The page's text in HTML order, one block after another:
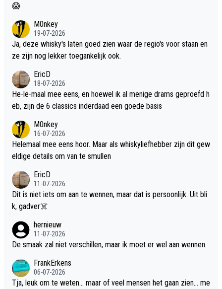
😱
M0nkey
19-07-2026
Ja, deze whisky's laten goed zien waar de regio's voor staan en
ze zijn nog lekker toegankelijk ook.
EricD
18-07-2026
He-le-maal mee eens, en hoewel ik al menige drams geproefd h
eb, zijn de 6 classics inderdaad een goede basis
M0nkey
16-07-2026
Helemaal mee eens hoor. Maar als whiskyliefhebber zijn dit gew
eldige details om van te smullen
EricD
11-07-2026
Dit is niet iets om aan te wennen, maar dat is persoonlijk. Uit bli
k, gadver☠️
hernieuw
11-07-2026
De smaak zal niet verschillen, maar ik moet er wel aan wennen.
FrankErkens
06-07-2026
Tja, leuk om te weten... maar of veel mensen het gaan zien... me